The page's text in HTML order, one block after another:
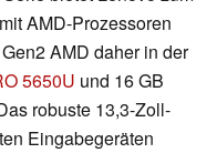
AMD-Prozessoren
AMD daher in der
5650U und 16 GB
robuste 13,3-Zoll-
Eingabegeräten